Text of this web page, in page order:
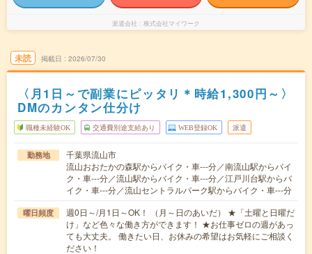
派遣会社 株式会社マイワーク
未読 掲載日 2026/07/30
〈月1日～で副業にピッタリ＊時給1,300円～〉
DMのカンタン仕分け
職種未経験OK 交通費別途支給あり WEB登録OK 派遣
勤務地
千葉県流山市
流山おおたかの森駅からバイク・車---分／南流山駅からバイ
ク・車---分／流山駅からバイク・車---分／江戸川台駅からバ
イク・車---分／流山セントラルパーク駅からバイク・車---分
曜日頻度
週0日～/月1日～OK！ （月～日のあいだ） ★「土曜と日曜だ
け」など色々な働き方ができます！ ★お仕事ゼロの週があっ
ても大丈夫。 働きたい日、お休みの希望はお気軽にご相談く
ださい！